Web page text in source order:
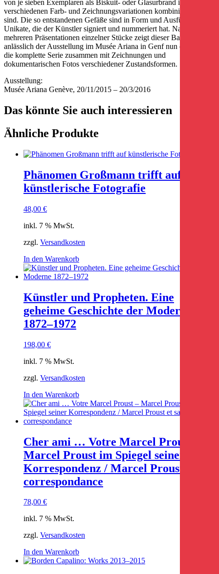
von je sieben Exemplaren als Biskuit- oder Glasurbrand in
verschiedenen Farb- und Zeichnungsvariationen kombiniert worden
sind. Die so entstandenen Gefäße sind in Form und Ausführung
Unikate, die der Künstler signiert und nummeriert hat. Nach
mehreren Präsentationen einzelner Stücke zeigt dieser Band
anlässlich der Ausstellung im Musée Ariana in Genf nun erstmals
die komplette Serie zusammen mit Zeichnungen und
dokumentarischen Fotos verschiedener Zustandsformen.
Ausstellung:
Musée Ariana Genève, 20/11/2015 – 20/3/2016
Das könnte Sie auch interessieren
Ähnliche Produkte
Phänomen Großmann trifft auf
künstlerische Fotografie
48,00 €
inkl. 7 % MwSt.
zzgl. Versandkosten
In den Warenkorb
Künstler und Propheten. Eine
geheime Geschichte der Moderne
1872–1972
198,00 €
inkl. 7 % MwSt.
zzgl. Versandkosten
In den Warenkorb
Cher ami … Votre Marcel Proust –
Marcel Proust im Spiegel seiner
Korrespondenz / Marcel Proust et sa
correspondance
78,00 €
inkl. 7 % MwSt.
zzgl. Versandkosten
In den Warenkorb